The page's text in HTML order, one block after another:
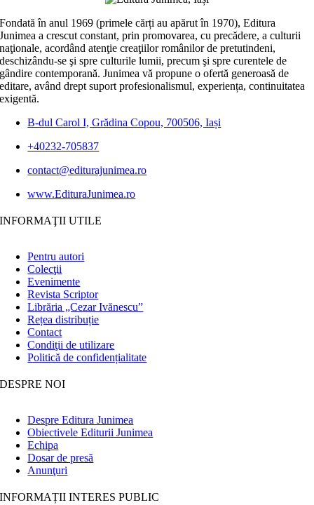
Fondată în anul 1969 (primele cărți au apărut în 1970), Editura
Junimea a crescut constant, prin promovarea, cu precădere, a culturii
naţionale, acordând atenţie creaţiilor românilor de pretutindeni,
deschizându-se şi spre culturile lumii, precum şi spre curentele de
gândire contemporană. Junimea vă propune o ofertă generoasă de
editare, având drept suport profesionalismul, experiența, continuitatea
exigentă.
B-dul Carol I, Grădina Copou, 700506, Iași
+40232-705837
contact@editurajunimea.ro
www.EdituraJunimea.ro
INFORMAŢII UTILE
Pentru autori
Colecţii
Evenimente
Revista Scriptor
Librăria „Cezar Ivănescu”
Rețea distribuție
Contact
Condiţii de utilizare
Politică de confidențialitate
DESPRE NOI
Despre Editura Junimea
Obiectivele Editurii Junimea
Echipa
Dosar de presă
Anunţuri
INFORMAȚII INTERES PUBLIC